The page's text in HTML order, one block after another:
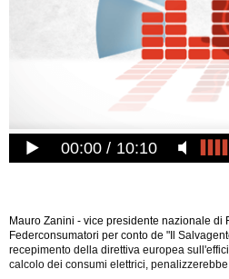
00:00 10:10
Mauro Zanini - vice presidente nazionale
Federconsumatori per conto de "Il
recepimento della direttiva europea
calcolo dei consumi elettrici,